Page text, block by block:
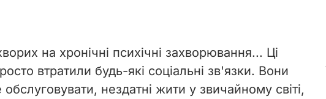
на хронічні психічні захворювання... Ці
втратили будь-які соціальні зв'язки. Вони
обслуговувати, нездатні жити у звичайному світі,